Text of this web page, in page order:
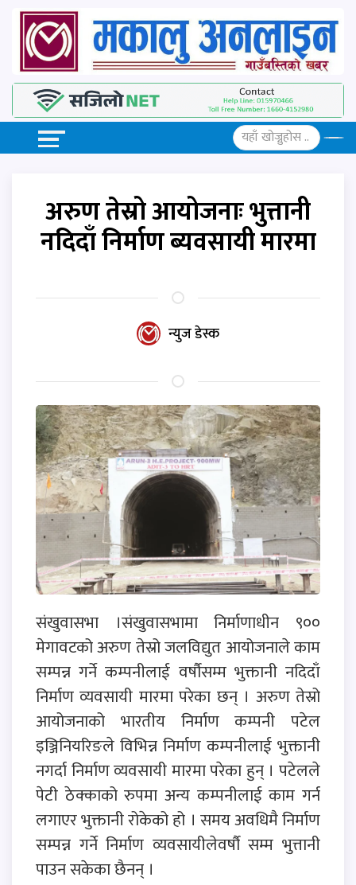
अरुण तेस्रो आयोजनाः भुत्तानी
नदिदाँ निर्माण ब्यवसायी मारमा
न्युज डेस्क
संखुवासभा ।संखुवासभामा निर्माणाधीन ९००
मेगावटको अरुण तेस्रो जलविद्युत आयोजनाले काम
सम्पन्न गर्ने कम्पनीलाई वर्षौसम्म भुक्तानी नदिदाँ
निर्माण व्यवसायी मारमा परेका छन् । अरुण तेस्रो
आयोजनाको भारतीय निर्माण कम्पनी पटेल
इञ्जिनियरिङले विभिन्न निर्माण कम्पनीलाई भुक्तानी
नगर्दा निर्माण व्यवसायी मारमा परेका हुन् । पटेलले
पेटी ठेक्काको रुपमा अन्य कम्पनीलाई काम गर्न
लगाएर भुक्तानी रोकेको हो । समय अवधिमै निर्माण
सम्पन्न गर्ने निर्माण व्यवसायीलेवर्षौ सम्म भुत्तानी
पाउन सकेका छैनन् ।